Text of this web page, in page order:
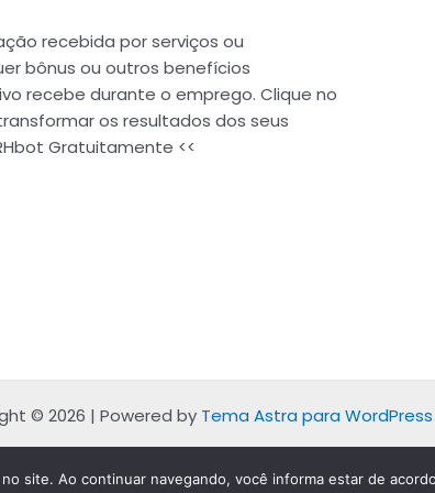
recebida por serviços ou
bônus ou outros benefícios
recebe durante o emprego. Clique no
os resultados dos seus
Gratuitamente <<
© 2026 | Powered by Tema Astra para WordPress
site. Ao continuar navegando, você informa estar de